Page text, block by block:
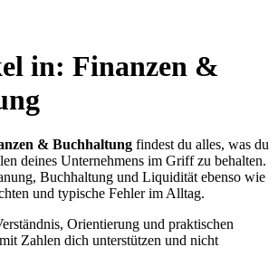
in: Finanzen &
& Buchhaltung findest du alles, was du
deines Unternehmens im Griff zu behalten.
Buchhaltung und Liquidität ebenso wie
und typische Fehler im Alltag.
Orientierung und praktischen
Zahlen dich unterstützen und nicht